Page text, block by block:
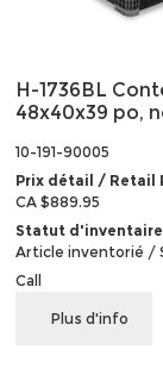
H-1736BL
48x40x39 po,
10-191-90005
Prix détail / Retail
CA $889.95
Statut
Article inventorié /
Call
Plus d'info